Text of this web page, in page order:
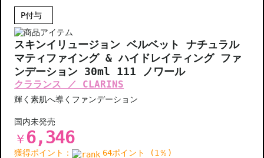
P付与
スキンイリュージョン ベルベット ナチュラル
マティファイング & ハイドレイティング ファ
ンデーション 30ml 111 ノワール
クラランス ／ CLARINS
輝く素肌へ導くファンデーション
国内未発売
￥ 6,346
獲得ポイント： 64ポイント (1％)